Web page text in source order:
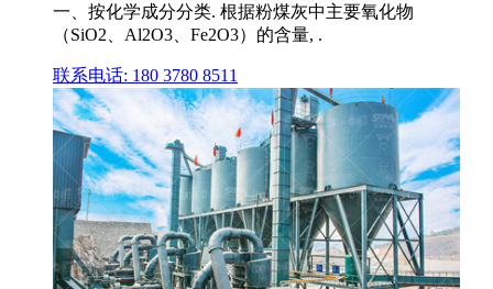
一、按化学成分分类. 根据粉煤灰中主要氧化物
（SiO2、Al2O3、Fe2O3）的含量, .
联系电话: 180 3780 8511